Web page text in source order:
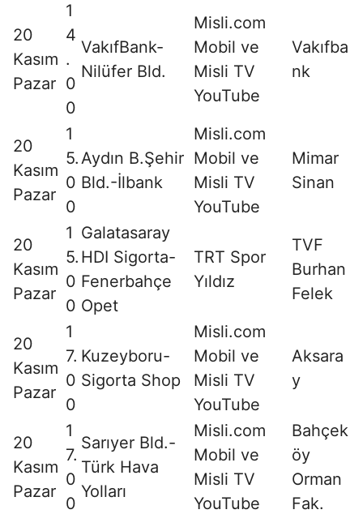
20
Kasım
Pazar
1
4
.
0
0
VakıfBank-
Nilüfer Bld.
Misli.com
Mobil ve
Misli TV
YouTube
Vakıfba
nk
20
Kasım
Pazar
1
5.
0
0
Aydın B.Şehir
Bld.-İlbank
Misli.com
Mobil ve
Misli TV
YouTube
Mimar
Sinan
20
Kasım
Pazar
1
5.
0
0
Galatasaray
HDI Sigorta-
Fenerbahçe
Opet
TRT Spor
Yıldız
TVF
Burhan
Felek
20
Kasım
Pazar
1
7.
0
0
Kuzeyboru-
Sigorta Shop
Misli.com
Mobil ve
Misli TV
YouTube
Aksara
y
20
Kasım
Pazar
1
7.
0
0
Sarıyer Bld.-
Türk Hava
Yolları
Misli.com
Mobil ve
Misli TV
YouTube
Bahçek
öy
Orman
Fak.